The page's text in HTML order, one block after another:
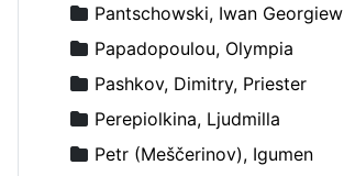
Pantschowski, Iwan Georgiew
Papadopoulou, Olympia
Pashkov, Dimitry, Priester
Perepiolkina, Ljudmilla
Petr (Meščerinov), Igumen